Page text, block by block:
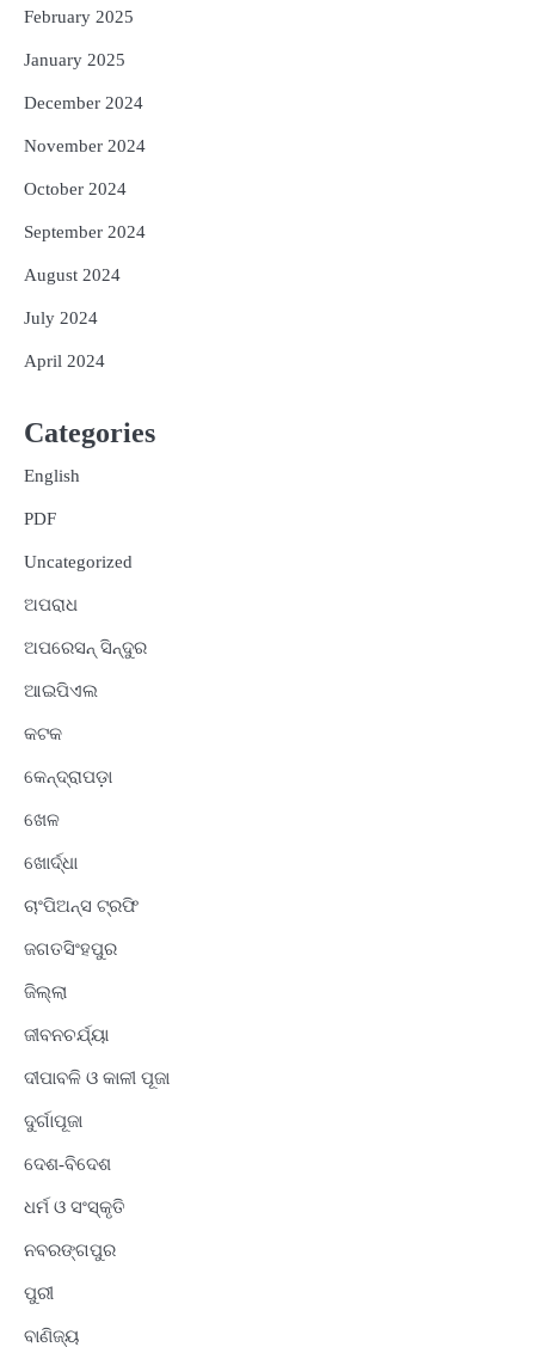
February 2025
January 2025
December 2024
November 2024
October 2024
September 2024
August 2024
July 2024
April 2024
Categories
English
PDF
Uncategorized
ଅପରାଧ
ଅପରେସନ୍ ସିନ୍ଦୁର
ଆଇପିଏଲ
କଟକ
କେନ୍ଦ୍ରାପଡ଼ା
ଖେଳ
ଖୋର୍ଦ୍ଧା
ଚାଂପିଅନ୍ସ ଟ୍ରଫି
ଜଗତସିଂହପୁର
ଜିଲ୍ଲା
ଜୀବନଚର୍ଯ୍ୟା
ଦୀପାବଳି ଓ କାଳୀ ପୂଜା
ଦୁର୍ଗାପୂଜା
ଦେଶ-ବିଦେଶ
ଧର୍ମ ଓ ସଂସ୍କୃତି
ନବରଙ୍ଗପୁର
ପୁରୀ
ବାଣିଜ୍ୟ